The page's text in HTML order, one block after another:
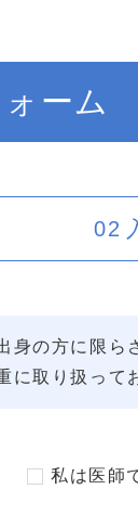
ーム
02
の方に限ら
に取り扱って
私は医師